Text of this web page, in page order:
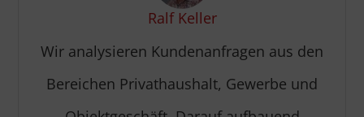
Ralf Keller
Wir analysieren Kundenanfragen aus den
Bereichen Privathaushalt, Gewerbe und